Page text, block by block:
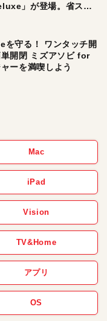
」が登場。省スペ
したい人にオスス
守る！ ワンタッチ開
開閉 ミズアソビ for
ーを満喫しよう
Mac
iPad
Vision
TV&Home
アプリ
OS